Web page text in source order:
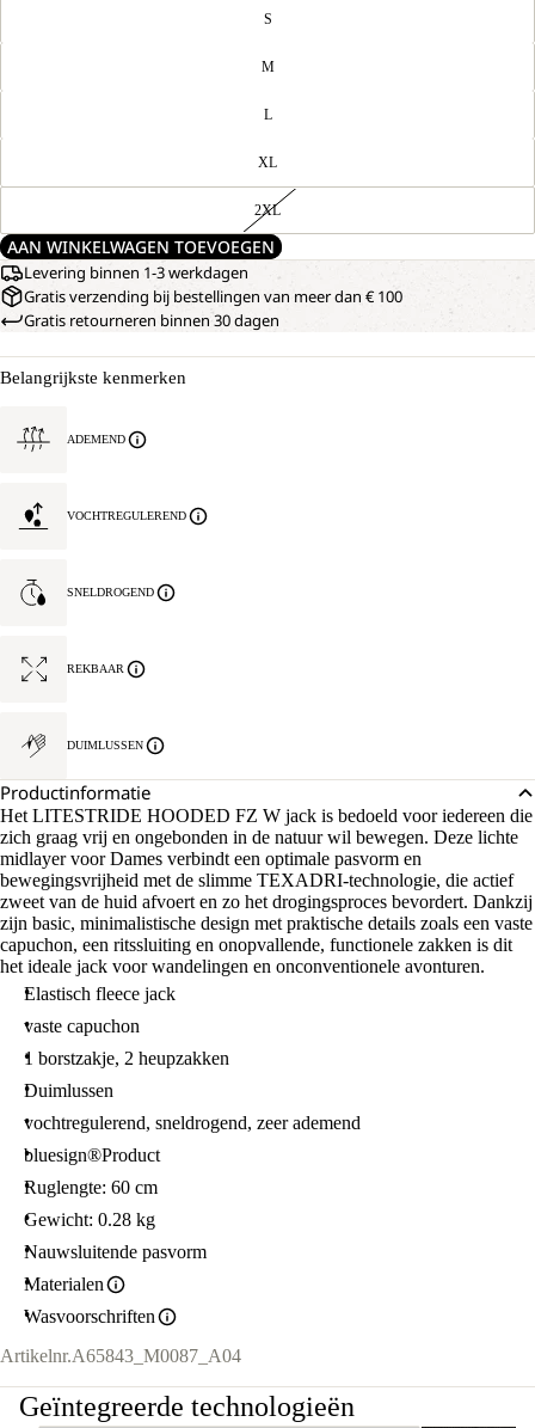
S
M
L
XL
2XL
AAN WINKELWAGEN TOEVOEGEN
Levering binnen 1-3 werkdagen
Gratis verzending bij bestellingen van meer dan € 100
Gratis retourneren binnen 30 dagen
Belangrijkste kenmerken
ADEMEND
VOCHTREGULEREND
SNELDROGEND
REKBAAR
DUIMLUSSEN
Productinformatie
Het LITESTRIDE HOODED FZ W jack is bedoeld voor iedereen die
zich graag vrij en ongebonden in de natuur wil bewegen. Deze lichte
midlayer voor Dames verbindt een optimale pasvorm en
bewegingsvrijheid met de slimme TEXADRI-technologie, die actief
zweet van de huid afvoert en zo het drogingsproces bevordert. Dankzij
zijn basic, minimalistische design met praktische details zoals een vaste
capuchon, een ritssluiting en onopvallende, functionele zakken is dit
het ideale jack voor wandelingen en onconventionele avonturen.
Elastisch fleece jack
vaste capuchon
1 borstzakje, 2 heupzakken
Duimlussen
vochtregulerend, sneldrogend, zeer ademend
bluesign®Product
Ruglengte: 60 cm
Gewicht: 0.28 kg
Nauwsluitende pasvorm
Materialen
Wasvoorschriften
Artikelnr.A65843_M0087_A04
Geïntegreerde technologieën